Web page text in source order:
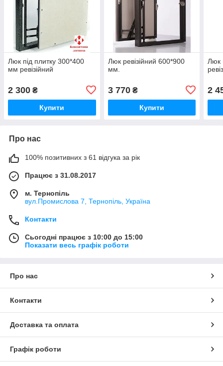
Люк під плитку 300*400
мм ревізійний
2 300 ₴
Купити
Люк ревізійний 600*900
мм.
3 770₴
Купити
Люк
2
Про нас
100% позитивних з 61 відгука за рік
Працює з 31.08.2017
м. Тернопіль
вул.Промислова 7, Тернопіль, Україна
Контакти
Сьогодні працює з 10:00 до 15:00
Показати весь графік роботи
Про нас
Контакти
Доставка та оплата
Графік роботи